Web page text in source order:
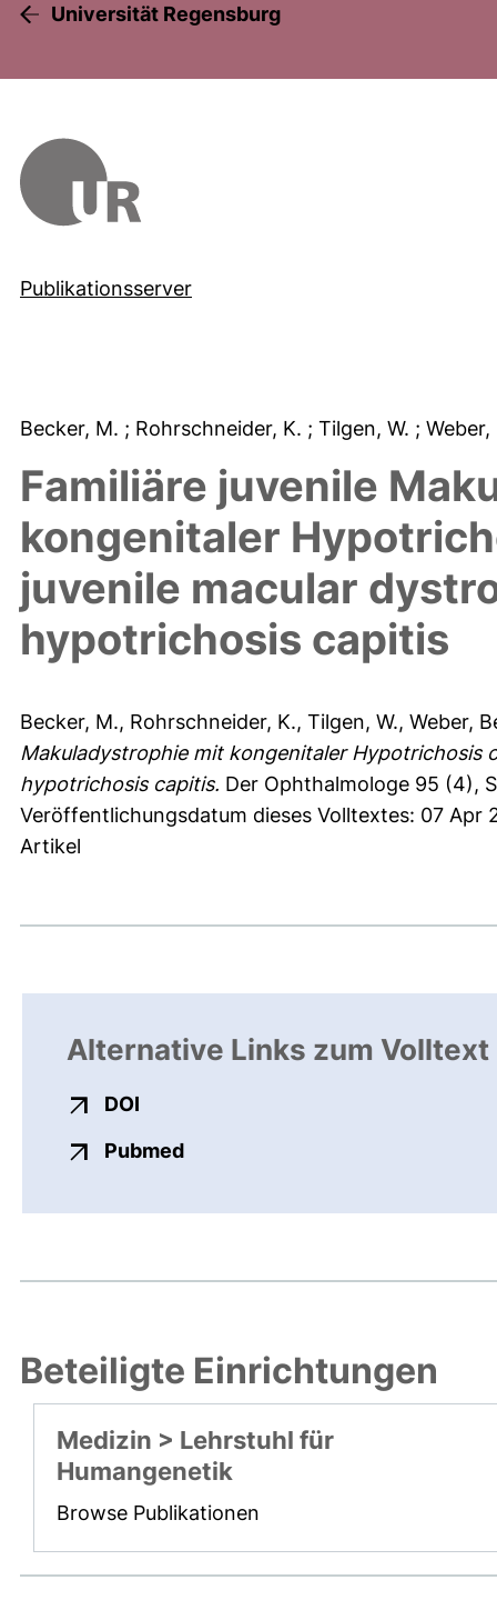
Universität Regensburg
Publikationsserver
Becker, M. ; Rohrschneider, K. ; Tilgen, W. ;
Familiäre juvenile
kongenitaler
juvenile macular
hypotrichosis capitis
Becker, M., Rohrschneider, K., Tilgen, W., Weber,
Makuladystrophie mit kongenitaler Hypotrichosis
hypotrichosis capitis. Der Ophthalmologe 95 (4),
Veröffentlichungsdatum dieses Volltextes: 07 Apr
Artikel
Alternative Links zum Volltext
DOI
Pubmedexterner Link, öffnet neues
Beteiligte Einrichtungen
Medizin > Lehrstuhl für
Humangenetik
Browse Publikationen